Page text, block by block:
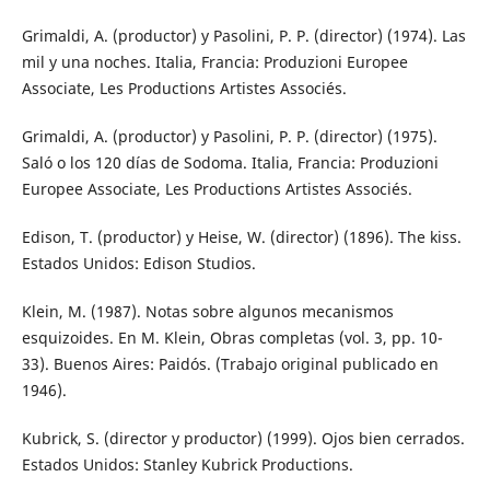
Grimaldi, A. (productor) y Pasolini, P. P. (director) (1974). Las
mil y una noches. Italia, Francia: Produzioni Europee
Associate, Les Productions Artistes Associés.
Grimaldi, A. (productor) y Pasolini, P. P. (director) (1975).
Saló o los 120 días de Sodoma. Italia, Francia: Produzioni
Europee Associate, Les Productions Artistes Associés.
Edison, T. (productor) y Heise, W. (director) (1896). The kiss.
Estados Unidos: Edison Studios.
Klein, M. (1987). Notas sobre algunos mecanismos
esquizoides. En M. Klein, Obras completas (vol. 3, pp. 10-
33). Buenos Aires: Paidós. (Trabajo original publicado en
1946).
Kubrick, S. (director y productor) (1999). Ojos bien cerrados.
Estados Unidos: Stanley Kubrick Productions.